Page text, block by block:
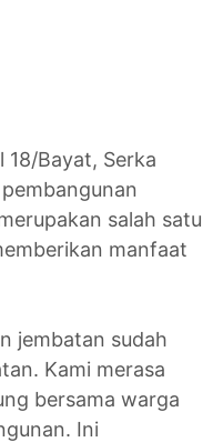
18/Bayat, Serka
salah satu
manfaat
jembatan sudah
Kami merasa
bersama warga
Ini